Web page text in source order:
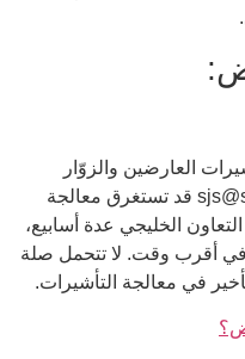
العارضين والزوّار
الرجاء التواصل مباشرة على sjs@sela.sa قد تستغرق معالجة
الخليجي عدة أسابيع،
في أقرب وقت. لا تتحمل صلة
في معالجة التأشيرات.